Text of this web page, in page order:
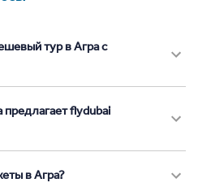
тур в Агра с
предлагает flydubai
в Агра?